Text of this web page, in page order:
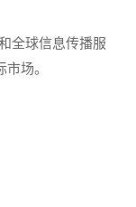
全球信息传播服
场。